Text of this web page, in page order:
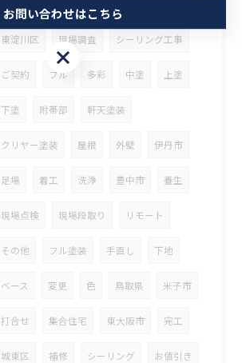
東淀川区 現場調査 シーリング工事
ご契約 フル 多彩 中塗 上塗
下塗 附帯部 軒天塗装
クリヤー塗装 屋根 外壁 伊丹市
足場 着工 洗浄 豊中市 養生
現場点検 現場段取り リモート
その他 フル塗装 手直し 下地
ベース 変更 色 鳥取県 米子市
打合せ 集合住宅 東大阪市 完工
城東区 補修 シーリング お値引き
お問い合わせはこちら
お問い合わせはこちら